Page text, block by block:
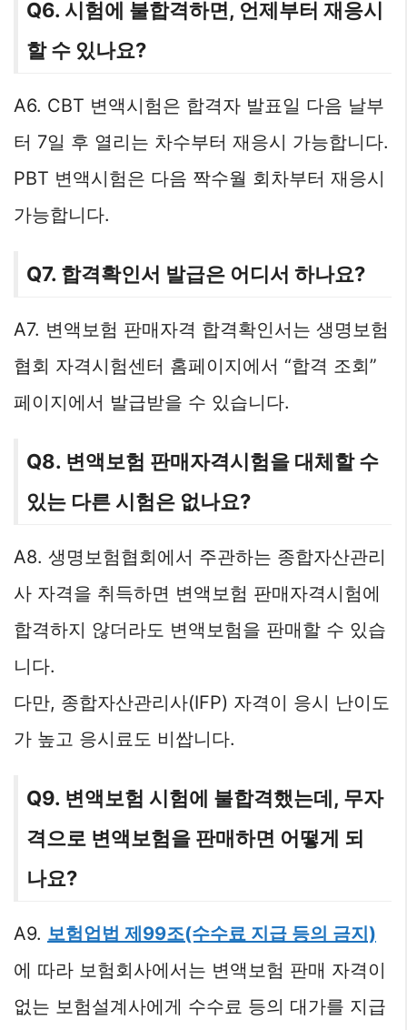
Q6. 시험에 불합격하면, 언제부터 재응시
할 수 있나요?
A6. CBT 변액시험은 합격자 발표일 다음 날부
터 7일 후 열리는 차수부터 재응시 가능합니다.
PBT 변액시험은 다음 짝수월 회차부터 재응시
가능합니다.
Q7. 합격확인서 발급은 어디서 하나요?
A7. 변액보험 판매자격 합격확인서는 생명보험
협회 자격시험센터 홈페이지에서 “합격 조회”
페이지에서 발급받을 수 있습니다.
Q8. 변액보험 판매자격시험을 대체할 수
있는 다른 시험은 없나요?
A8. 생명보험협회에서 주관하는 종합자산관리
사 자격을 취득하면 변액보험 판매자격시험에
합격하지 않더라도 변액보험을 판매할 수 있습
니다.
다만, 종합자산관리사(IFP) 자격이 응시 난이도
가 높고 응시료도 비쌉니다.
Q9. 변액보험 시험에 불합격했는데, 무자
격으로 변액보험을 판매하면 어떻게 되
나요?
A9. 보험업법 제99조(수수료 지급 등의 금지)
에 따라 보험회사에서는 변액보험 판매 자격이
없는 보험설계사에게 수수료 등의 대가를 지급